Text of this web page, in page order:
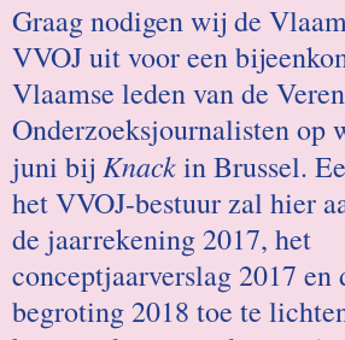
Graag nodigen wij de
VVOJ uit voor een
Vlaamse leden van de
Onderzoeksjournalisten op
juni bij Knackin Brussel.
het VVOJ-bestuur zal hier
de jaarrekening 2017, het
conceptjaarverslag 2017 en
begroting 2018 toe te